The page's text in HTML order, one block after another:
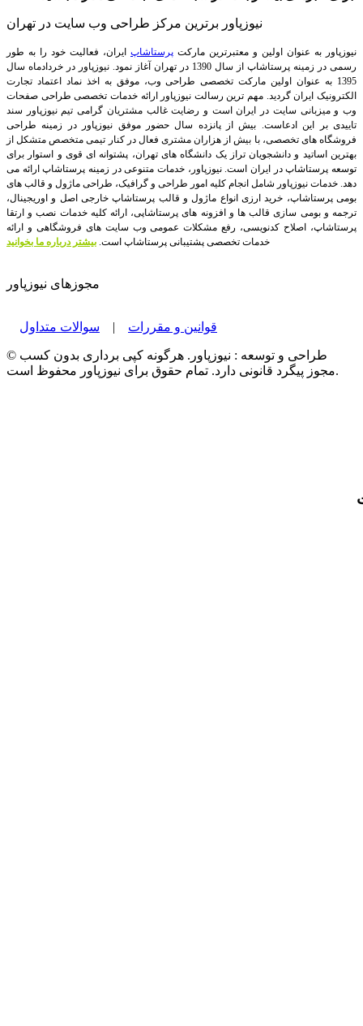
نیوزپاور برترین مرکز طراحی وب سایت در تهران
نیوزپاور به عنوان اولین و معتبرترین مارکت پرستاشاپ ایران، فعالیت خود را به طور
رسمی در زمینه پرستاشاپ از سال 1390 در تهران آغاز نمود. نیوزپاور در خردادماه سال
1395 به عنوان اولین مارکت تخصصی طراحی وب، موفق به اخذ نماد اعتماد تجارت
الکترونیک ایران گردید. مهم ترین رسالت نیوزپاور ارائه خدمات تخصصی طراحی صفحات
وب و میزبانی سایت در ایران است و رضایت غالب مشتریان گرامی تیم نیوزپاور سند
تاییدی بر این ادعاست. بیش از پانزده سال حضور موفق نیوزپاور در زمینه طراحی
فروشگاه های تخصصی، با بیش از هزاران مشتری فعال در کنار تیمی متخصص متشکل از
بهترین اساتید و دانشجویان تراز یک دانشگاه های تهران، پشتوانه ای قوی و استوار برای
توسعه پرستاشاپ در ایران است.نیوزپاور، خدمات متنوعی در زمینه پرستاشاپ ارائه می
دهد. خدمات نیوزپاور شامل انجام کلیه امور طراحی و گرافیک، طراحی ماژول و قالب های
بومی پرستاشاپ، خرید ارزی انواع ماژول و قالب پرستاشاپ خارجی اصل و اوریجینال،
ترجمه و بومی سازی قالب ها و افزونه های پرستاشاپی، ارائه کلیه خدمات نصب و ارتقا
پرستاشاپ، اصلاح کدنویسی، رفع مشکلات عمومی وب سایت های فروشگاهی و ارائه
خدمات تخصصی پشتیبانی پرستاشاپ است. بیشتر درباره ما بخوانید
مجوزهای نیوزپاور
قوانین و مقررات | سوالات متداول
© طراحی و توسعه : نیوزپاور. هرگونه کپی برداری بدون کسب
مجوز پیگرد قانونی دارد. تمام حقوق برای نیوزپاور محفوظ است.